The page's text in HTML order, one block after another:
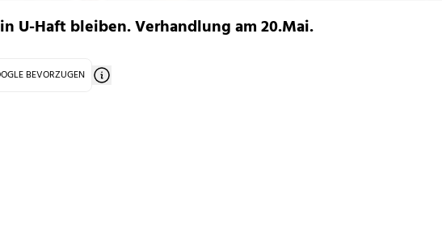
U-Haft bleiben. Verhandlung am 20.Mai.
BEVORZUGEN